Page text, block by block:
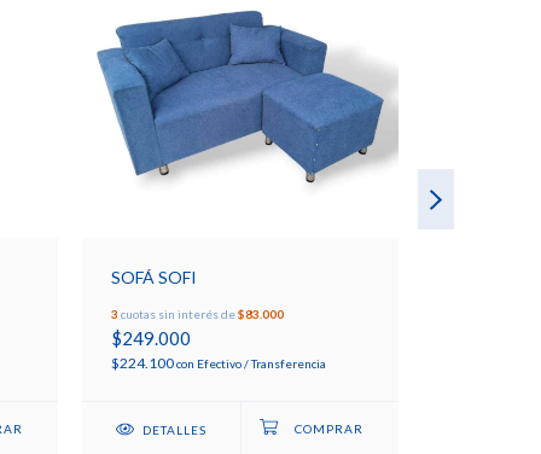
SOFÁ SOFI
3 cuotas sin interés de$83.000
$249.000
$224.100con Efectivo / Transferencia
DETALLES